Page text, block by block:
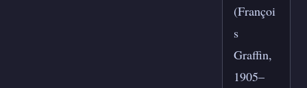
(Françoi
s
Graffin,
1905–